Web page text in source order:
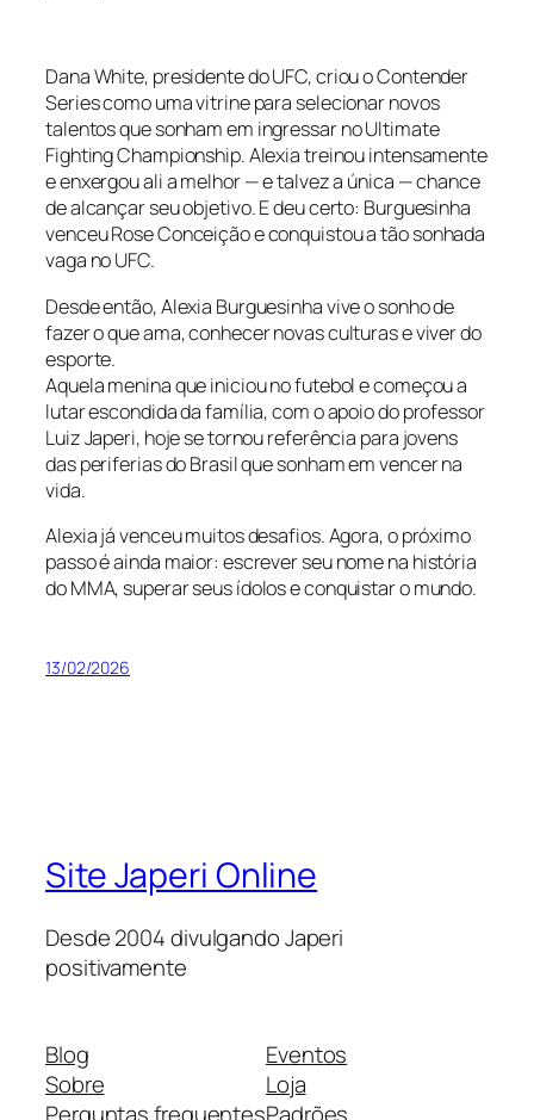
Dana White, presidente do UFC, criou o Contender
Series como uma vitrine para selecionar novos
talentos que sonham em ingressar no Ultimate
Fighting Championship. Alexia treinou intensamente
e enxergou ali a melhor — e talvez a única — chance
de alcançar seu objetivo. E deu certo: Burguesinha
venceu Rose Conceição e conquistou a tão sonhada
vaga no UFC.
Desde então, Alexia Burguesinha vive o sonho de
fazer o que ama, conhecer novas culturas e viver do
esporte.
Aquela menina que iniciou no futebol e começou a
lutar escondida da família, com o apoio do professor
Luiz Japeri, hoje se tornou referência para jovens
das periferias do Brasil que sonham em vencer na
vida.
Alexia já venceu muitos desafios. Agora, o próximo
passo é ainda maior: escrever seu nome na história
do MMA, superar seus ídolos e conquistar o mundo.
13/02/2026
Site Japeri Online
Desde 2004 divulgando Japeri
positivamente
Blog
Sobre
Eventos
Loja